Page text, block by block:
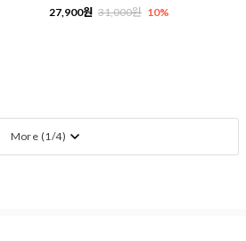
27,900원 31,000원 10%
More (1/4)